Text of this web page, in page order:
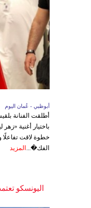
أبوظبي - عُمان اليوم
أطلقت الفنانة
باختيار أغنية
خطوة لاقت تفاعلًا
الفك�... المزيد
اليونسكو